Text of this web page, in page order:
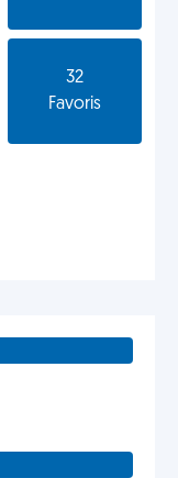
32
Favoris